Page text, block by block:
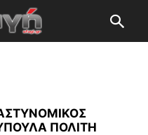
ΠΟΛΙΤΗ